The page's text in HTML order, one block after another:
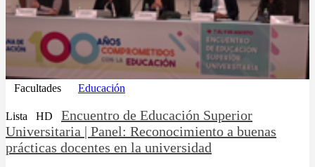
Facultades Educación
Lista HD
Encuentro de Educación Superior
Universitaria | Panel: Reconocimiento a buenas
prácticas docentes en la universidad